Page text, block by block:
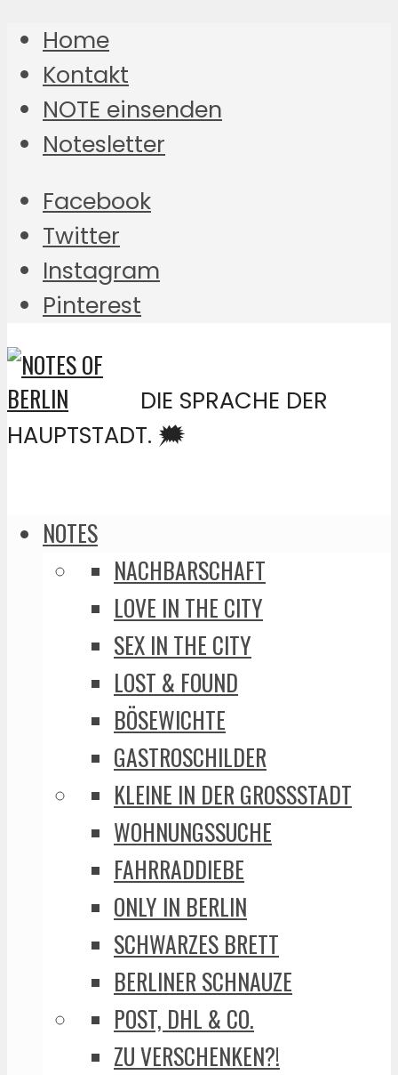
Home
Kontakt
NOTE einsenden
Notesletter
Facebook
Twitter
Instagram
Pinterest
DIE SPRACHE DER
HAUPTSTADT. 🗯️
NOTES
NACHBARSCHAFT
LOVE IN THE CITY
SEX IN THE CITY
LOST & FOUND
BÖSEWICHTE
GASTROSCHILDER
KLEINE IN DER GROSSSTADT
WOHNUNGSSUCHE
FAHRRADDIEBE
ONLY IN BERLIN
SCHWARZES BRETT
BERLINER SCHNAUZE
POST, DHL & CO.
ZU VERSCHENKEN?!